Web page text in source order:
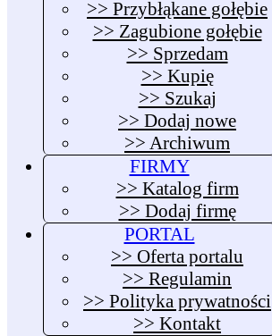
>> Przybłąkane gołębie
>> Zagubione gołębie
>> Sprzedam
>> Kupię
>> Szukaj
>> Dodaj nowe
>> Archiwum
FIRMY
>> Katalog firm
>> Dodaj firmę
PORTAL
>> Oferta portalu
>> Regulamin
>> Polityka prywatności
>> Kontakt